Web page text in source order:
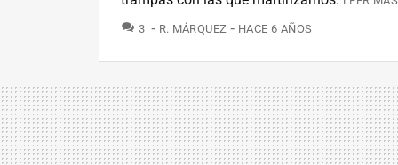
3 COMENTARIOS
R. MÁRQUEZ HACE 6 AÑOS